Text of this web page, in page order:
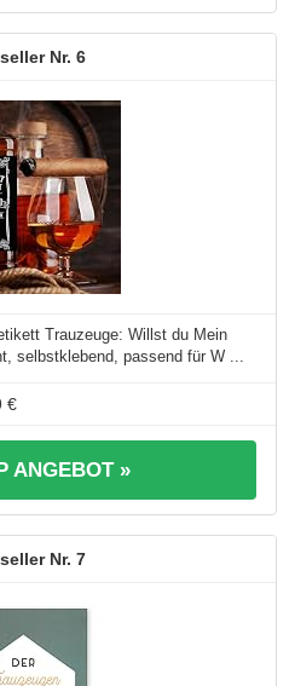
6
Trauzeuge: Willst du Mein
selbstklebend, passend für W ...
€
ANGEBOT »
7